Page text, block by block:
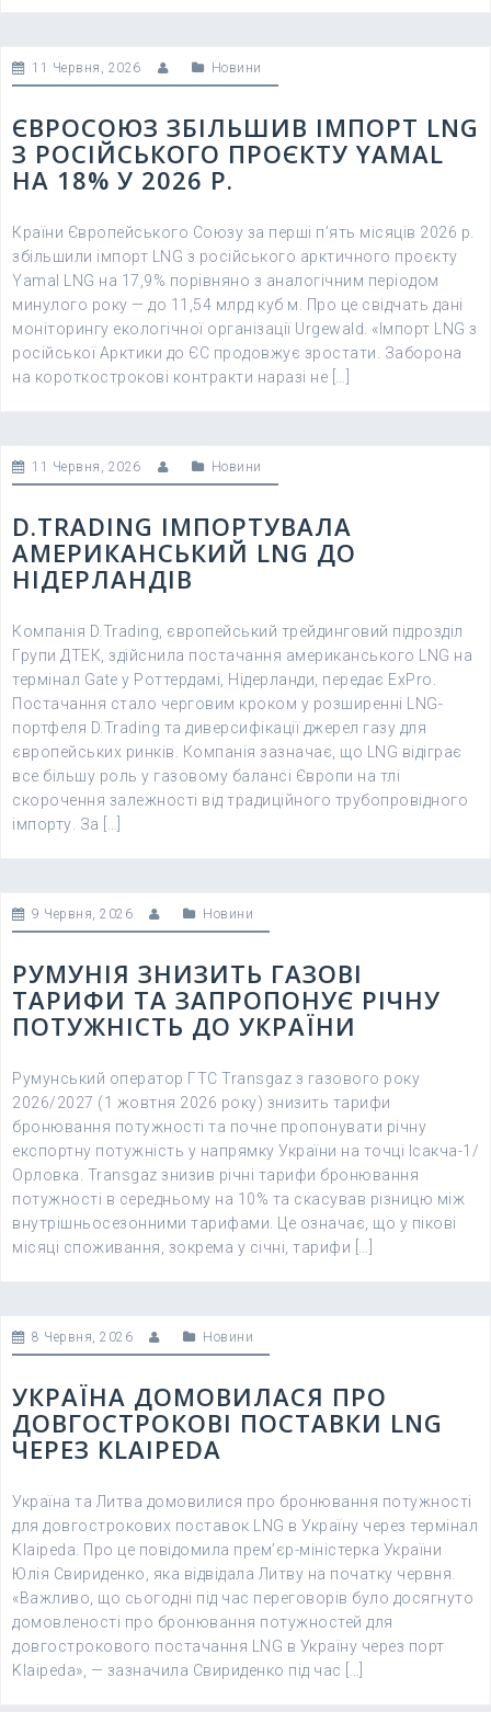
11 Червня, 2026 Новини
ЄВРОСОЮЗ ЗБІЛЬШИВ ІМПОРТ LNG
З РОСІЙСЬКОГО ПРОЄКТУ YAMAL
НА 18% У 2026 Р.
Країни Європейського Союзу за перші п’ять місяців 2026 р.
збільшили імпорт LNG з російського арктичного проєкту
Yamal LNG на 17,9% порівняно з аналогічним періодом
минулого року — до 11,54 млрд куб м. Про це свідчать дані
моніторингу екологічної організації Urgewald. «Імпорт LNG з
російської Арктики до ЄС продовжує зростати. Заборона
на короткострокові контракти наразі не […]
11 Червня, 2026 Новини
D.TRADING ІМПОРТУВАЛА
АМЕРИКАНСЬКИЙ LNG ДО
НІДЕРЛАНДІВ
Компанія D.Trading, європейський трейдинговий підрозділ
Групи ДТЕК, здійснила постачання американського LNG на
термінал Gate у Роттердамі, Нідерланди, передає ExPro.
Постачання стало черговим кроком у розширенні LNG-
портфеля D.Trading та диверсифікації джерел газу для
європейських ринків. Компанія зазначає, що LNG відіграє
все більшу роль у газовому балансі Європи на тлі
скорочення залежності від традиційного трубопровідного
імпорту. За […]
9 Червня, 2026 Новини
РУМУНІЯ ЗНИЗИТЬ ГАЗОВІ
ТАРИФИ ТА ЗАПРОПОНУЄ РІЧНУ
ПОТУЖНІСТЬ ДО УКРАЇНИ
Румунський оператор ГТС Transgaz з газового року
2026/2027 (1 жовтня 2026 року) знизить тарифи
бронювання потужності та почне пропонувати річну
експортну потужність у напрямку України на точці Ісакча-1/
Орловка. Transgaz знизив річні тарифи бронювання
потужності в середньому на 10% та скасував різницю між
внутрішньосезонними тарифами. Це означає, що у пікові
місяці споживання, зокрема у січні, тарифи […]
8 Червня, 2026 Новини
УКРАЇНА ДОМОВИЛАСЯ ПРО
ДОВГОСТРОКОВІ ПОСТАВКИ LNG
ЧЕРЕЗ KLAIPEDA
Україна та Литва домовилися про бронювання потужності
для довгострокових поставок LNG в Україну через термінал
Klaipeda. Про це повідомила прем’єр-міністерка України
Юлія Свириденко, яка відвідала Литву на початку червня.
«Важливо, що сьогодні під час переговорів було досягнуто
домовленості про бронювання потужностей для
довгострокового постачання LNG в Україну через порт
Klaipeda», — зазначила Свириденко під час […]